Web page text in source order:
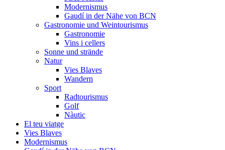
Modernismus
Gaudí in der Nähe von BCN
Gastronomie und Weintourismus
Gastronomie
Vins i cellers
Sonne und strände
Natur
Vies Blaves
Wandern
Sport
Radtourismus
Golf
Nàutic
El teu viatge
Vies Blaves
Modernismus